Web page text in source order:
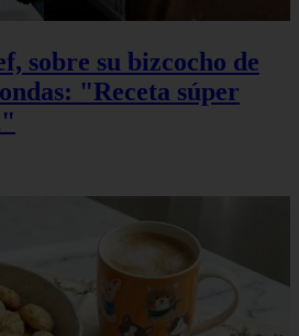
sobre su bizcocho de
"Receta súper